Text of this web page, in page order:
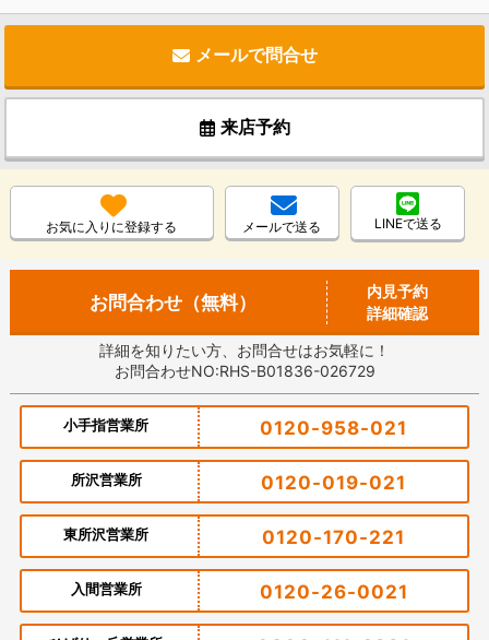
メールで問合せ
来店予約
お気に入りに登録する メールで送る LINEで送る
お問合わせ（無料）
内見予約
詳細確認
詳細を知りたい方、お問合せはお気軽に！
お問合わせNO:RHS-B01836-026729
小手指営業所 0120-958-021
所沢営業所 0120-019-021
東所沢営業所 0120-170-221
入間営業所 0120-26-0021